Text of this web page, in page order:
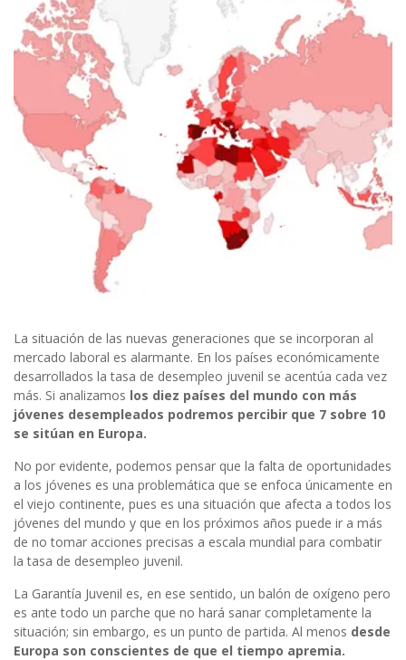
La situación de las nuevas generaciones que se incorporan al
mercado laboral es alarmante. En los países económicamente
desarrollados la tasa de desempleo juvenil se acentúa cada vez
más. Si analizamos los diez países del mundo con más
jóvenes desempleados podremos percibir que 7 sobre 10
se sitúan en Europa.
No por evidente, podemos pensar que la falta de oportunidades
a los jóvenes es una problemática que se enfoca únicamente en
el viejo continente, pues es una situación que afecta a todos los
jóvenes del mundo y que en los próximos años puede ir a más
de no tomar acciones precisas a escala mundial para combatir
la tasa de desempleo juvenil.
La Garantía Juvenil es, en ese sentido, un balón de oxígeno pero
es ante todo un parche que no hará sanar completamente la
situación; sin embargo, es un punto de partida. Al menos desde
Europa son conscientes de que el tiempo apremia.